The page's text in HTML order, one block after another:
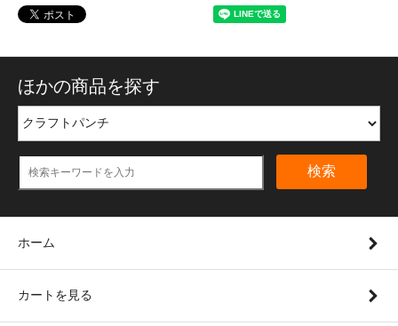
ほかの商品を探す
検索
ホーム
カートを見る